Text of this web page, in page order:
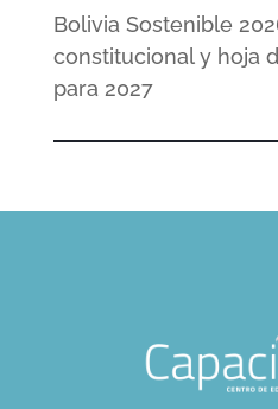
Bolivia Sostenible
constitucional y hoja
para 2027